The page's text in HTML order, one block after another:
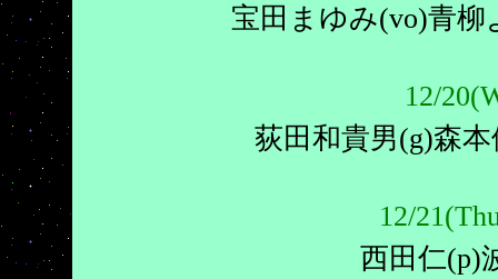
宝田まゆみ(vo)青柳
12/
荻田和貴男(g)森
12/
西田仁(p)